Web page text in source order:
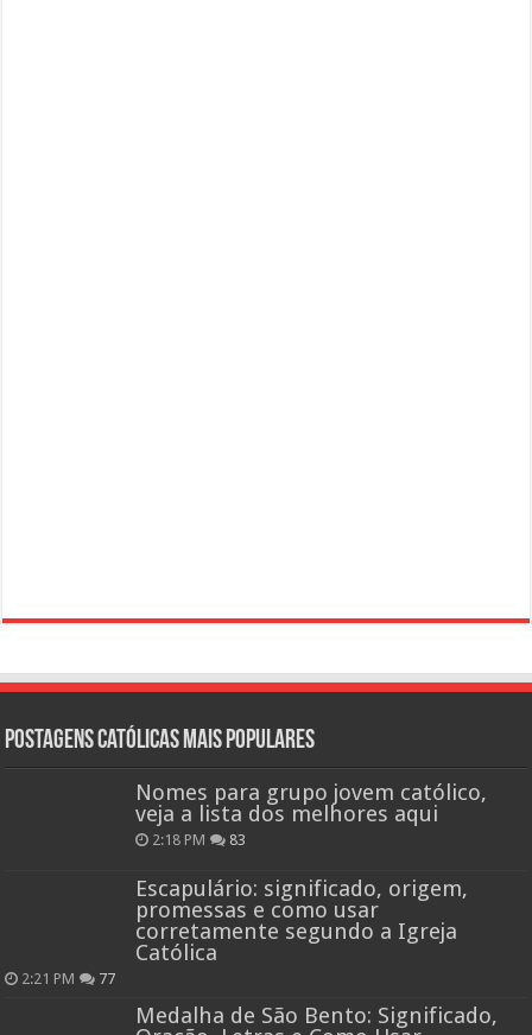
Postagens católicas mais Populares
Nomes para grupo jovem católico,
veja a lista dos melhores aqui
2:18 PM 83
Escapulário: significado, origem,
promessas e como usar
corretamente segundo a Igreja
Católica
2:21 PM 77
Medalha de São Bento: Significado,